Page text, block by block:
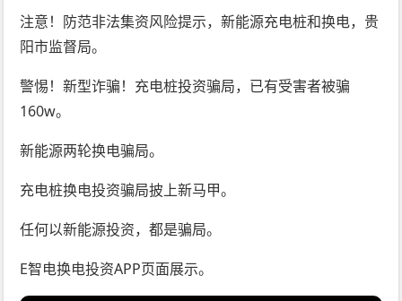
注意！防范非法集资风险提示，新能源充电桩和换电，贵
阳市监督局。
警惕！新型诈骗！充电桩投资骗局，已有受害者被骗
160w。
新能源两轮换电骗局。
充电桩换电投资骗局披上新马甲。
任何以新能源投资，都是骗局。
E智电换电投资APP页面展示。